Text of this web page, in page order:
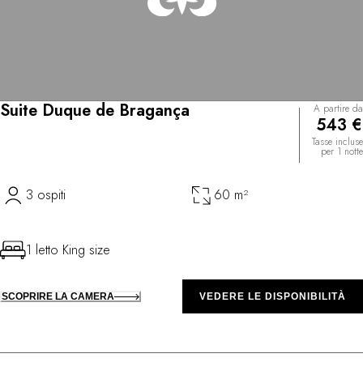
Suite Duque de Bragança A partire da
543 €
Tasse incluse
per 1 notte
3 ospiti 60 m²
1 letto King size
SCOPRIRE LA CAMERA VEDERE LE DISPONIBILITÀ